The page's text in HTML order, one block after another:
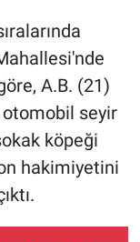
A.B. (21)
otomobil seyir
köpeği
hakimiyetini